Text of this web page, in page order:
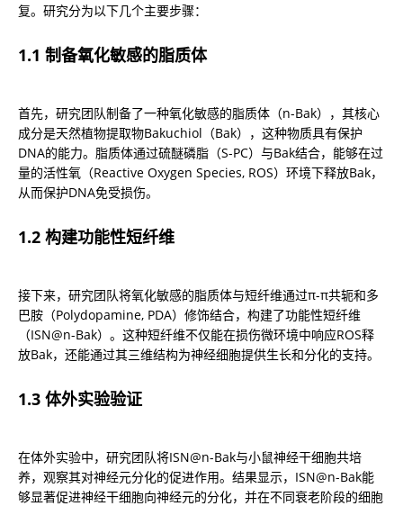
复。研究分为以下几个主要步骤：
1.1 制备氧化敏感的脂质体
首先，研究团队制备了一种氧化敏感的脂质体（n-Bak），其核心
成分是天然植物提取物Bakuchiol（Bak），这种物质具有保护
DNA的能力。脂质体通过硫醚磷脂（S-PC）与Bak结合，能够在过
量的活性氧（Reactive Oxygen Species, ROS）环境下释放Bak，
从而保护DNA免受损伤。
1.2 构建功能性短纤维
接下来，研究团队将氧化敏感的脂质体与短纤维通过π-π共轭和多
巴胺（Polydopamine, PDA）修饰结合，构建了功能性短纤维
（ISN@n-Bak）。这种短纤维不仅能在损伤微环境中响应ROS释
放Bak，还能通过其三维结构为神经细胞提供生长和分化的支持。
1.3 体外实验验证
在体外实验中，研究团队将ISN@n-Bak与小鼠神经干细胞共培
养，观察其对神经元分化的促进作用。结果显示，ISN@n-Bak能
够显著促进神经干细胞向神经元的分化，并在不同衰老阶段的细胞